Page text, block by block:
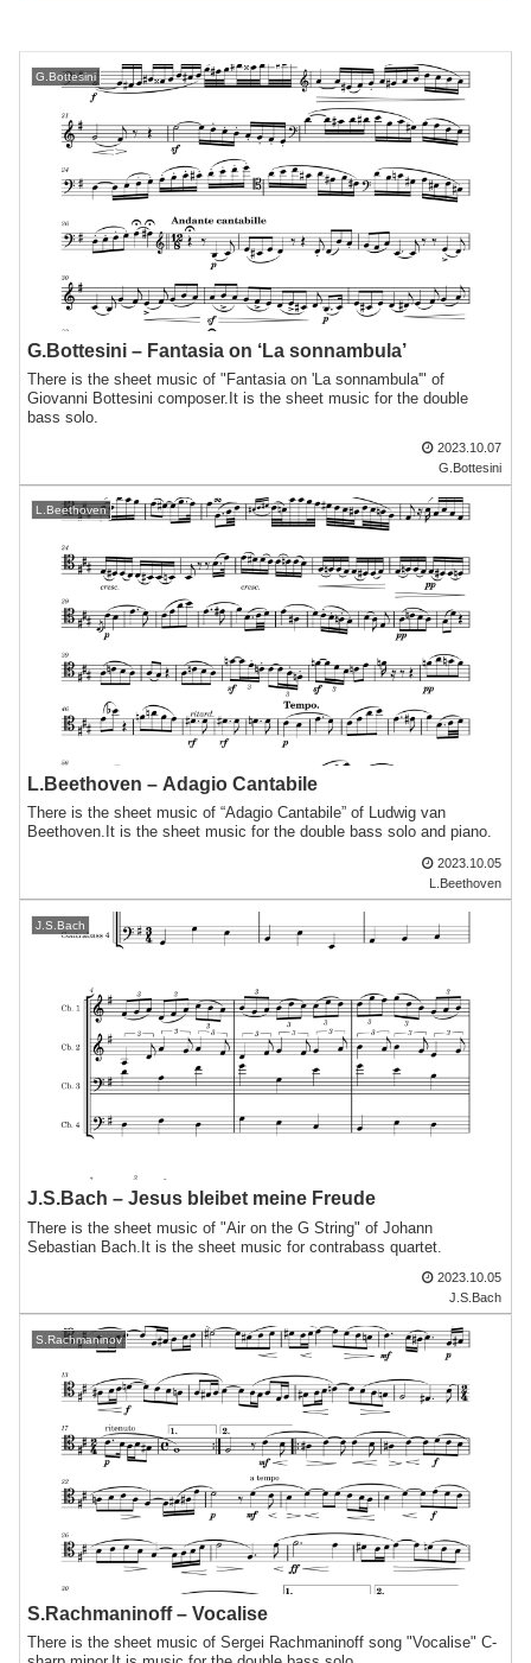
G.Bottesini
G.Bottesini – Fantasia on ‘La sonnambula’
There is the sheet music of "Fantasia on 'La sonnambula'" of
Giovanni Bottesini composer.It is the sheet music for the double
bass solo.
2023.10.07
G.Bottesini
L.Beethoven
L.Beethoven – Adagio Cantabile
There is the sheet music of “Adagio Cantabile” of Ludwig van
Beethoven.It is the sheet music for the double bass solo and piano.
2023.10.05
L.Beethoven
J.S.Bach
J.S.Bach – Jesus bleibet meine Freude
There is the sheet music of "Air on the G String" of Johann
Sebastian Bach.It is the sheet music for contrabass quartet.
2023.10.05
J.S.Bach
S.Rachmaninov
S.Rachmaninoff – Vocalise
There is the sheet music of Sergei Rachmaninoff song "Vocalise" C-